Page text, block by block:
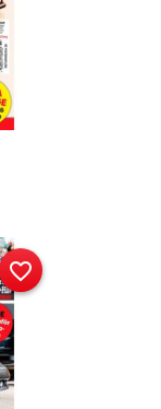
favorite_border